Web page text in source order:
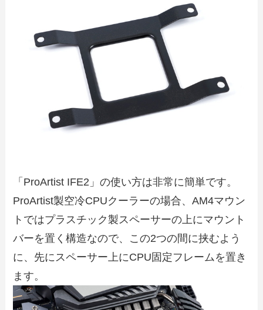
「ProArtist IFE2」の使い方は非常に簡単です。
ProArtist製空冷CPUクーラーの場合、AM4マウン
トではプラスチック製スペーサーの上にマウント
バーを置く構造なので、この2つの間に挟むよう
に、先にスペーサー上にCPU固定フレームを置き
ます。